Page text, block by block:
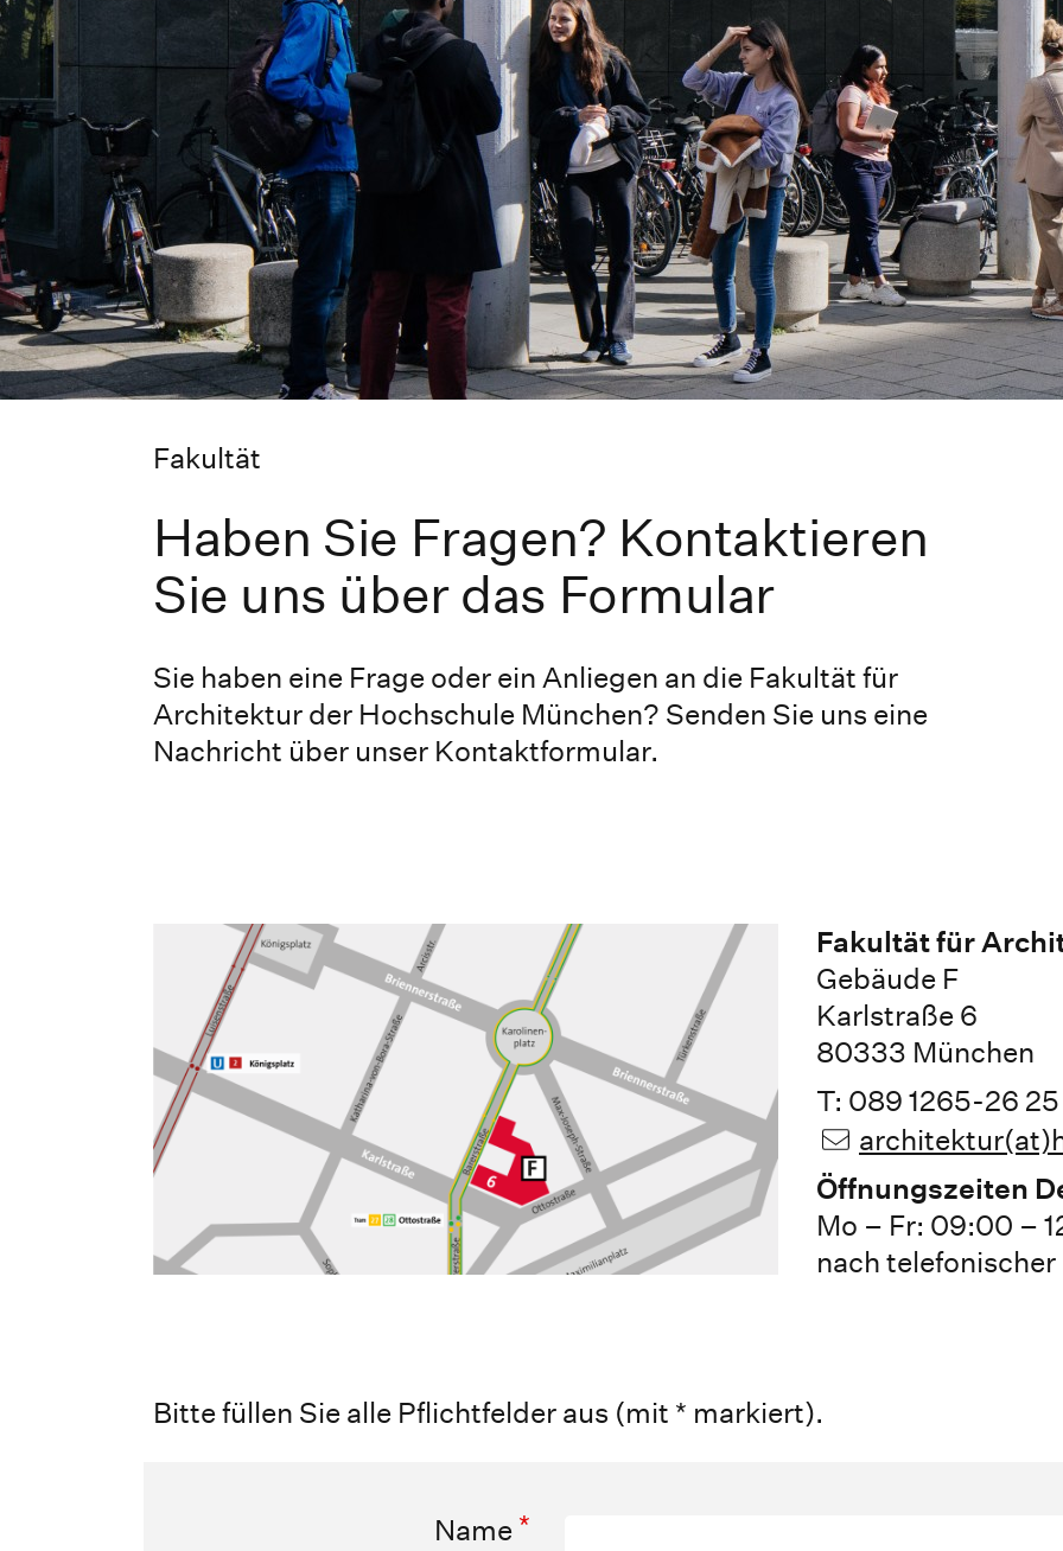
Fakultät
Haben Sie Fragen? Kontaktieren
Sie uns über das Formular
Sie haben eine Frage oder ein Anliegen an die Fakultät für
Architektur der Hochschule München? Senden Sie uns eine
Nachricht über unser Kontaktformular.
Fakultät für
Gebäude F
Karlstraße 6
80333 München
T: 089 1265-26 25
Öffnungszeiten
Mo – Fr: 09:00 –
nach
Bitte füllen Sie alle Pflichtfelder aus (mit * markiert).
Name *